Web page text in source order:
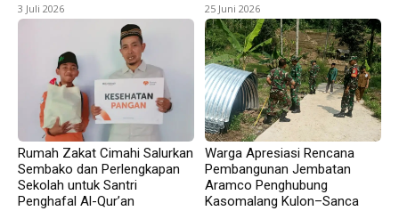
3 Juli 2026 25 Juni 2026
Rumah Zakat Cimahi Salurkan
Sembako dan Perlengkapan
Sekolah untuk Santri
Penghafal Al-Qur’an
Warga Apresiasi Rencana
Pembangunan Jembatan
Aramco Penghubung
Kasomalang Kulon–Sanca